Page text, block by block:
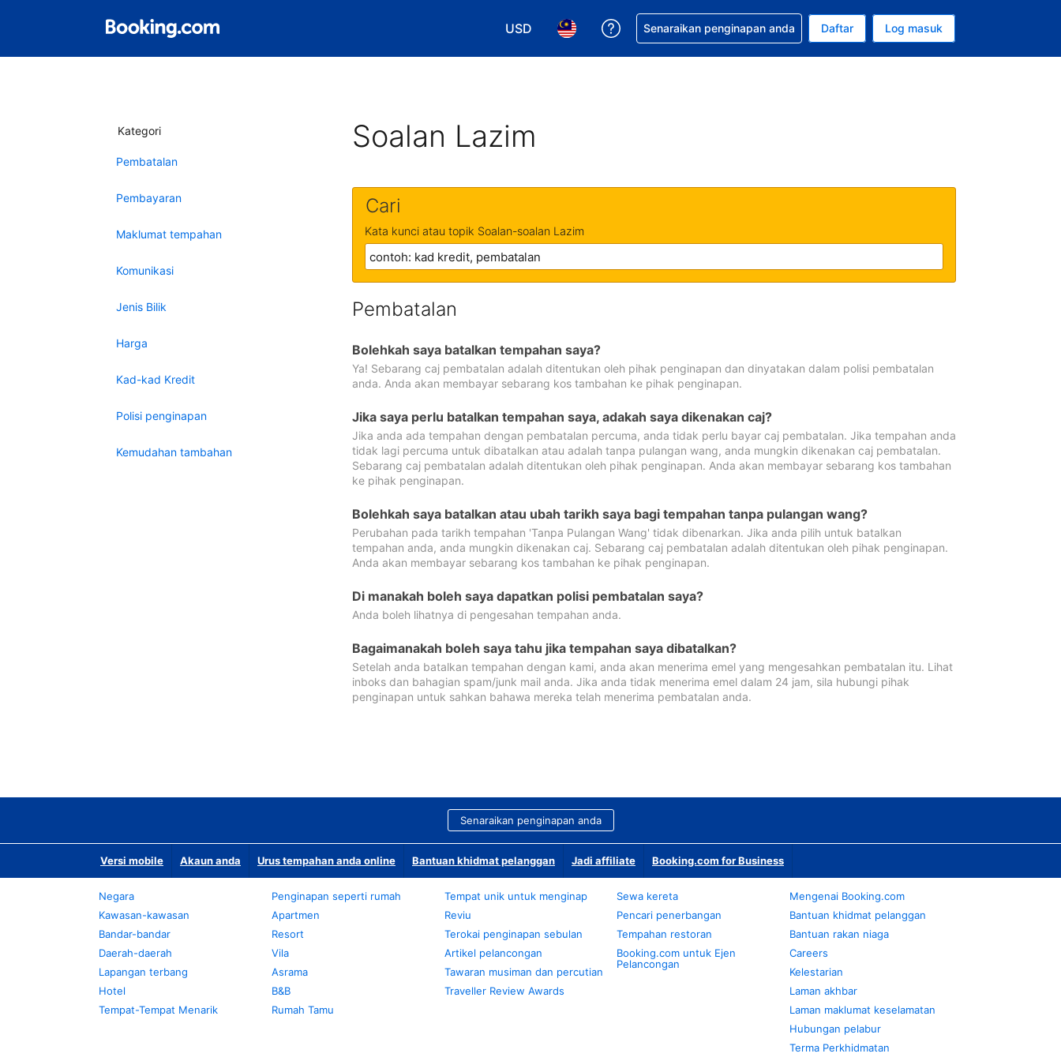
USD
Pilih mata wang anda. Mata wang semasa anda adalah Dolar A.S.
Pilih bahasa anda. Bahasa semasa anda adalah Bahasa Malaysia
Dapatkan bantuan bagi tempahan anda
Senaraikan penginapan anda Daftar Log masuk
Kategori
Pembatalan
Pembayaran
Maklumat tempahan
Komunikasi
Jenis Bilik
Harga
Kad-kad Kredit
Polisi penginapan
Kemudahan tambahan
Soalan Lazim
Cari
Kata kunci atau topik Soalan-soalan Lazim
Pembatalan
Bolehkah saya batalkan tempahan saya?
Ya! Sebarang caj pembatalan adalah ditentukan oleh pihak penginapan dan dinyatakan dalam polisi pembatalan
anda. Anda akan membayar sebarang kos tambahan ke pihak penginapan.
Jika saya perlu batalkan tempahan saya, adakah saya dikenakan caj?
Jika anda ada tempahan dengan pembatalan percuma, anda tidak perlu bayar caj pembatalan. Jika tempahan anda
tidak lagi percuma untuk dibatalkan atau adalah tanpa pulangan wang, anda mungkin dikenakan caj pembatalan.
Sebarang caj pembatalan adalah ditentukan oleh pihak penginapan. Anda akan membayar sebarang kos tambahan
ke pihak penginapan.
Bolehkah saya batalkan atau ubah tarikh saya bagi tempahan tanpa pulangan wang?
Perubahan pada tarikh tempahan 'Tanpa Pulangan Wang' tidak dibenarkan. Jika anda pilih untuk batalkan
tempahan anda, anda mungkin dikenakan caj. Sebarang caj pembatalan adalah ditentukan oleh pihak penginapan.
Anda akan membayar sebarang kos tambahan ke pihak penginapan.
Di manakah boleh saya dapatkan polisi pembatalan saya?
Anda boleh lihatnya di pengesahan tempahan anda.
Bagaimanakah boleh saya tahu jika tempahan saya dibatalkan?
Setelah anda batalkan tempahan dengan kami, anda akan menerima emel yang mengesahkan pembatalan itu. Lihat
inboks dan bahagian spam/junk mail anda. Jika anda tidak menerima emel dalam 24 jam, sila hubungi pihak
penginapan untuk sahkan bahawa mereka telah menerima pembatalan anda.
Senaraikan penginapan anda
Versi mobile Akaun anda Urus tempahan anda online Bantuan khidmat pelanggan Jadi affiliate Booking.com for Business
Negara
Kawasan-kawasan
Bandar-bandar
Daerah-daerah
Lapangan terbang
Hotel
Tempat-Tempat Menarik
Penginapan seperti rumah
Apartmen
Resort
Vila
Asrama
B&B
Rumah Tamu
Tempat unik untuk menginap
Reviu
Terokai penginapan sebulan
Artikel pelancongan
Tawaran musiman dan percutian
Traveller Review Awards
Sewa kereta
Pencari penerbangan
Tempahan restoran
Booking.com untuk Ejen
Pelancongan
Mengenai Booking.com
Bantuan khidmat pelanggan
Bantuan rakan niaga
Careers
Kelestarian
Laman akhbar
Laman maklumat keselamatan
Hubungan pelabur
Terma Perkhidmatan